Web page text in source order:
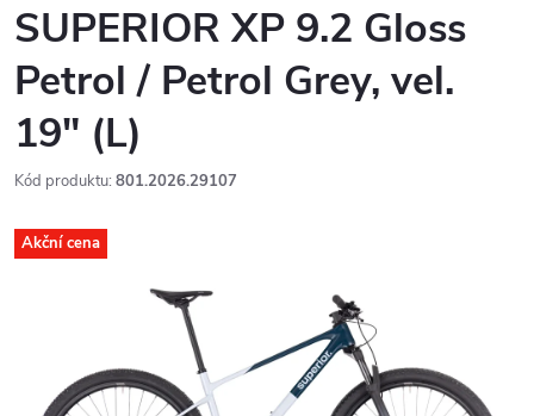
SUPERIOR XP 9.2 Gloss
Petrol / Petrol Grey, vel.
19" (L)
Kód produktu: 801.2026.29107
Akční cena